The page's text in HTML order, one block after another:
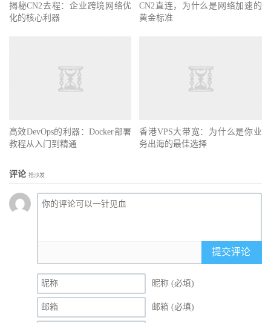
揭秘CN2去程：企业跨境网络优
化的核心利器
CN2直连，为什么是网络加速的
黄金标准
高效DevOps的利器：Docker部署
教程从入门到精通
香港VPS大带宽：为什么是你业
务出海的最佳选择
评论 抢沙发
提交评论
昵称 (必填)
邮箱 (必填)